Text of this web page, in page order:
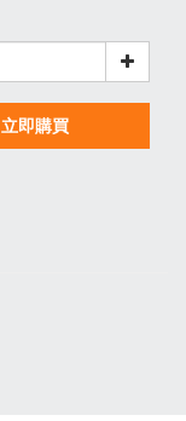
立即購買